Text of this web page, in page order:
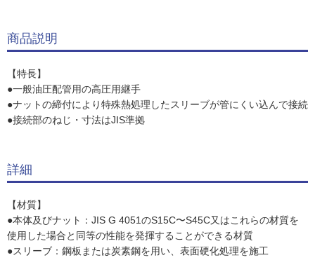
商品説明
【特長】
●一般油圧配管用の高圧用継手
●ナットの締付により特殊熱処理したスリーブが管にくい込んで接続
●接続部のねじ・寸法はJIS準拠
詳細
【材質】
●本体及びナット：JIS G 4051のS15C〜S45C又はこれらの材質を
使用した場合と同等の性能を発揮することができる材質
●スリーブ：鋼板または炭素鋼を用い、表面硬化処理を施工